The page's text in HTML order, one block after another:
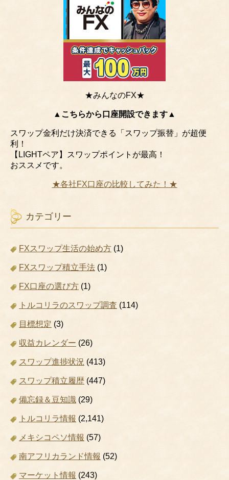
★みんなのFX★
▲こちらから口座開設できます▲
スワップ金利だけ決済できる「スワップ振替」が超便
利！
【LIGHTペア】スワップポイントが最高！
おススメです。
★各社FX口座の比較してみた！★
カテゴリー
FXスワップ生活の始め方 (1)
FXスワップ積立手法 (1)
FX口座の選び方 (1)
トルコリラのスワップ調査 (114)
目標想定 (3)
収益カレンダー (26)
スワップ進捗状況 (413)
スワップ積立履歴 (447)
備忘録＆豆知識 (29)
トルコリラ情報 (2,141)
メキシコペソ情報 (57)
南アフリカランド情報 (52)
マーケット情報 (243)